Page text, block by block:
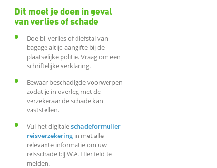
Dit moet je doen in geval
van verlies of schade
Doe bij verlies of diefstal van
bagage altijd aangifte bij de
plaatselijke politie. Vraag om een
schriftelijke verklaring.
Bewaar beschadigde voorwerpen
zodat je in overleg met de
verzekeraar de schade kan
vaststellen.
Vul het digitaleschadeformulier
reisverzekering in met alle
relevante informatie om uw
reisschade bij W.A. Hienfeld te
melden.